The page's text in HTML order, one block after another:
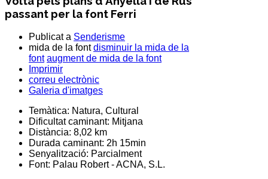
passant per la font Ferri
Publicat a Senderisme
mida de la font disminuir la mida de la
font augment de mida de la font
Imprimir
correu electrònic
Galeria d'imatges
Temàtica: Natura, Cultural
Dificultat caminant: Mitjana
Distància: 8,02 km
Durada caminant: 2h 15min
Senyalització: Parcialment
Font: Palau Robert - ACNA, S.L.